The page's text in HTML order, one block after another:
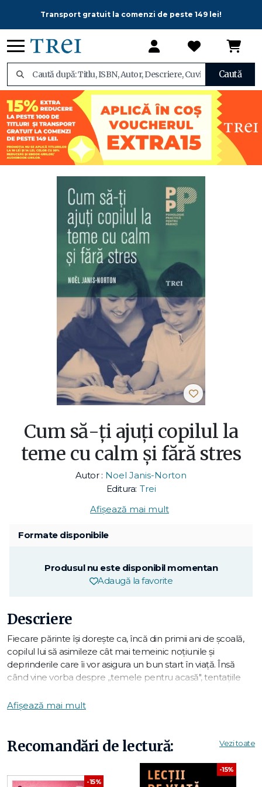
Transport gratuit la comenzi de peste 149 lei!
Caută
Cum să-ți ajuți copilul la
teme cu calm și fără stres
Autor : Noel Janis-Norton
Editura: Trei
Afișează mai mult
Formate disponibile
Produsul nu este disponibil momentan
Adaugă la favorite
Descriere
Fiecare părinte își dorește ca, încă din primii ani de școală,
copilul lui să asimileze cât mai temeinic noțiunile și
deprinderile care îi vor asigura un bun start în viață. Însă
când vine vorba despre „temele pentru acasă", tentațiile
mare de exerciții și programul haotic al copilului transformă
oferă părinților cele mai adecvate soluții pentru a-i ajuta pe
copii să devină mai ordonați, mai implicați și mai autonomi în
rezolvarea temelor școlare. Pornind de la o serie de tehnici
psihologice („lauda descriptivă", „ascultarea reflexivă",
Afișează mai mult
Recomandări de lectură: Vezi toate
-15%
-15%